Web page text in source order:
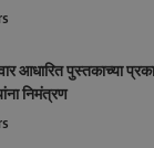
आधारित पुस्तकाच्या
निमंत्रण